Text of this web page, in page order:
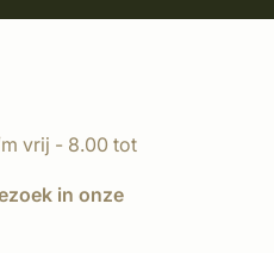
vrij - 8.00 tot
in onze